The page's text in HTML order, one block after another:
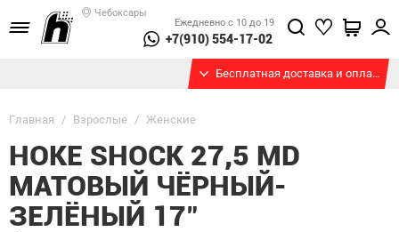
Чебоксары
Ежедневно с 10 до 19
+7(910) 554-17-02
Бесплатная доставка и оплата при получении
Главная / Взрослые / Женские
HOKE SHOCK 27,5 MD
МАТОВЫЙ ЧЁРНЫЙ-
ЗЕЛЁНЫЙ 17"